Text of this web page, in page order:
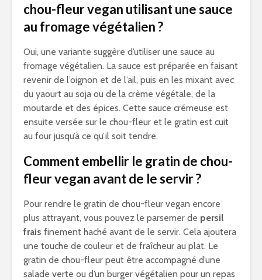
chou-fleur vegan utilisant une sauce
au fromage végétalien ?
Oui, une variante suggère d’utiliser une sauce au
fromage végétalien. La sauce est préparée en faisant
revenir de l’oignon et de l’ail, puis en les mixant avec
du yaourt au soja ou de la crème végétale, de la
moutarde et des épices. Cette sauce crémeuse est
ensuite versée sur le chou-fleur et le gratin est cuit
au four jusqu’à ce qu’il soit tendre.
Comment embellir le gratin de chou-
fleur vegan avant de le servir ?
Pour rendre le gratin de chou-fleur vegan encore
plus attrayant, vous pouvez le parsemer de persil
frais finement haché avant de le servir. Cela ajoutera
une touche de couleur et de fraîcheur au plat. Le
gratin de chou-fleur peut être accompagné d’une
salade verte ou d’un burger végétalien pour un repas